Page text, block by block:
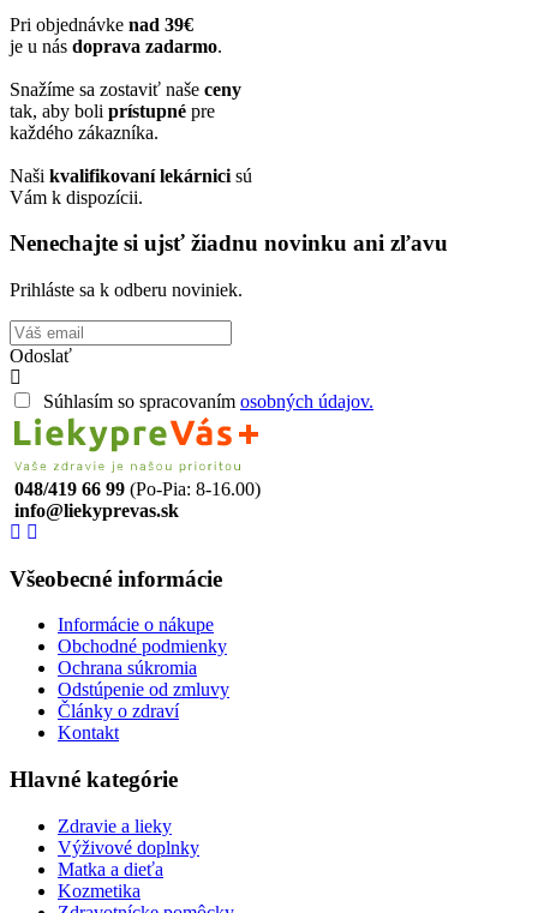
Pri objednávke nad 39€
je u nás doprava zadarmo.
Snažíme sa zostaviť naše ceny
tak, aby boli prístupné pre
každého zákazníka.
Naši kvalifikovaní lekárnici sú
Vám k dispozícii.
Nenechajte si ujsť žiadnu novinku ani zľavu
Prihláste sa k odberu noviniek.
Odoslať
Súhlasím so spracovaním osobných údajov.
048/419 66 99 (Po-Pia: 8-16.00)
info@liekyprevas.sk
Všeobecné informácie
Informácie o nákupe
Obchodné podmienky
Ochrana súkromia
Odstúpenie od zmluvy
Články o zdraví
Kontakt
Hlavné kategórie
Zdravie a lieky
Výživové doplnky
Matka a dieťa
Kozmetika